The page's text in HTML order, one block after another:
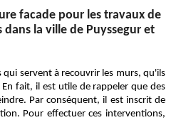
facade pour les travaux de
la ville de Puyssegur et
servent à recouvrir les murs, qu'ils
fait, il est utile de rappeler que des
Par conséquent, il est inscrit de
Pour effectuer ces interventions,